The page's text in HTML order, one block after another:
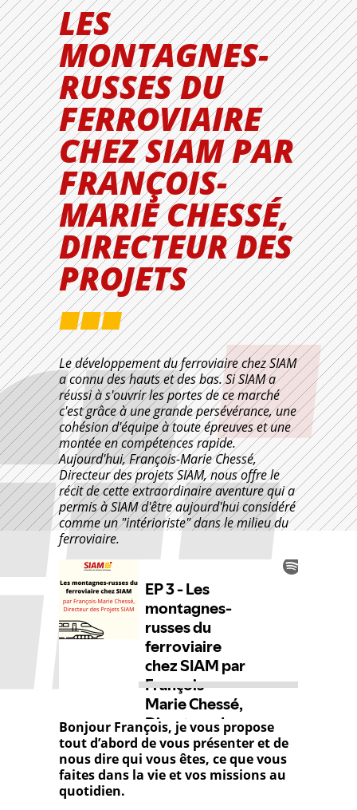
LES
MONTAGNES-
RUSSES DU
FERROVIAIRE
CHEZ SIAM PAR
FRANÇOIS-
MARIE CHESSÉ,
DIRECTEUR DES
PROJETS
Le développement du ferroviaire chez SIAM
a connu des hauts et des bas. Si SIAM a
réussi à s'ouvrir les portes de ce marché
c'est grâce à une grande persévérance, une
cohésion d'équipe à toute épreuves et une
montée en compétences rapide.
Aujourd'hui, François-Marie Chessé,
Directeur des projets SIAM, nous offre le
récit de cette extraordinaire aventure qui a
permis à SIAM d'être aujourd'hui considéré
comme un "intérioriste" dans le milieu du
ferroviaire.
Bonjour François, je vous propose
tout d’abord de vous présenter et de
nous dire qui vous êtes, ce que vous
faites dans la vie et vos missions au
quotidien.